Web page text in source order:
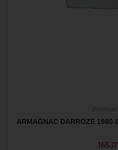
ARMAGNAC DARROZE 1980